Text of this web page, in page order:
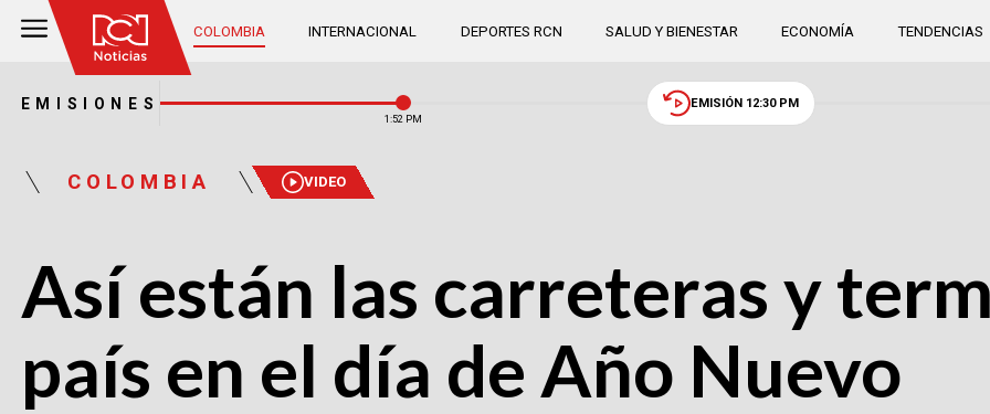
COLOMBIA INTERNACIONAL DEPORTES RCN SALUD Y BIENESTAR ECONOMÍA TENDENCIAS
EMISIONES
1:52 PM
EMISIÓN 12:30 PM
COLOMBIA VIDEO
Así están las carreteras y
país en el día de Año Nuevo